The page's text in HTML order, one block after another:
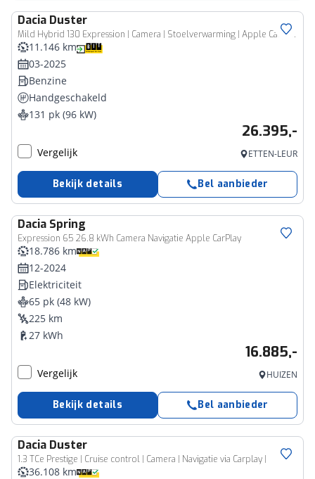
Dacia Duster
Mild Hybrid 130 Expression | Camera | Stoelverwarming | Apple Carplay | Navigatie
11.146 km
03-2025
Benzine
Handgeschakeld
131 pk (96 kW)
26.395,-
Vergelijk ETTEN-LEUR
Bekijk details Bel aanbieder
Dacia Spring
Expression 65 26.8 kWh Camera Navigatie Apple CarPlay
18.786 km
12-2024
Elektriciteit
65 pk (48 kW)
225 km
27 kWh
16.885,-
Vergelijk HUIZEN
Bekijk details Bel aanbieder
Dacia Duster
1.3 TCe Prestige | Cruise control | Camera | Navigatie via Carplay |
36.108 km